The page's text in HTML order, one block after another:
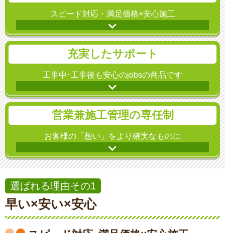
スピード対応・満足価格×安心施工
充実したサポート
工事中･工事後も安心のjobsの商品です
営業兼施工管理の専任制
お客様の「想い」をより確実なものに
選ばれる理由その1
早い×安い×安心